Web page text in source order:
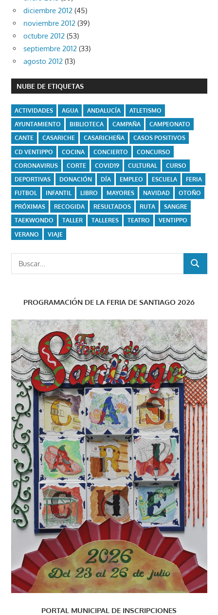
diciembre 2012 (45)
noviembre 2012 (39)
octubre 2012 (53)
septiembre 2012 (33)
agosto 2012 (13)
NUBE DE ETIQUETAS
ACTIVIDADES AGUA ANDALUCÍA
ATLETISMO
AYUNTAMIENTO
BIBLIOTECA CAMPAÑA
CAMPEONATO
CANTE
CASARICHE CASARICHEÑA
CASOS POSITIVOS
CD VENTIPPO
COCINA CONCIERTO
CONCURSO
CORONAVIRUS
CORTE COVID19 CULTURAL
CURSO
DEPORTIVAS
DONACIÓN DÍA EMPLEO ESCUELA
FERIA
FUTBOL
INFANTIL LIBRO MAYORES NAVIDAD
OTOÑO
PRÓXIMAS
RECOGIDA RESULTADOS RUTA
SANGRE
TAEKWONDO
TALLER TALLERES TEATRO
VENTIPPO
VERANO
VIAJE
BUSCAR
PROGRAMACIÓN DE LA FERIA DE SANTIAGO 2026
PORTAL MUNICIPAL DE INSCRIPCIONES